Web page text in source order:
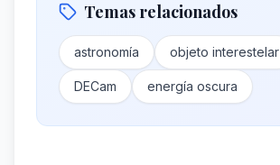
Temas relacionados
astronomía objeto interestelar
DECam energía oscura